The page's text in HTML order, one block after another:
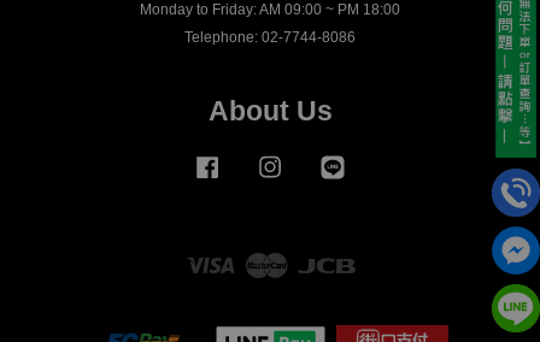
Monday to Friday: AM 09:00 ~ PM 18:00
Telephone: 02-7744-8086
About Us
Facebook Instagram
Visa Master